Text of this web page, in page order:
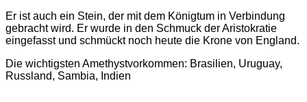
Er ist auch ein Stein, der mit dem Königtum in Verbindung
gebracht wird. Er wurde in den Schmuck der Aristokratie
eingefasst und schmückt noch heute die Krone von England.
Die wichtigsten Amethystvorkommen: Brasilien, Uruguay,
Russland, Sambia, Indien